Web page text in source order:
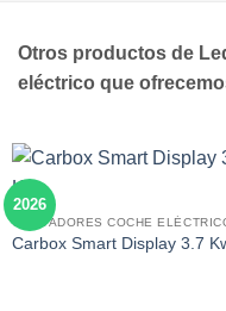
Otros productos de
eléctrico que
2026
CARGADORES COCHE
Carbox Smart Display 3.7